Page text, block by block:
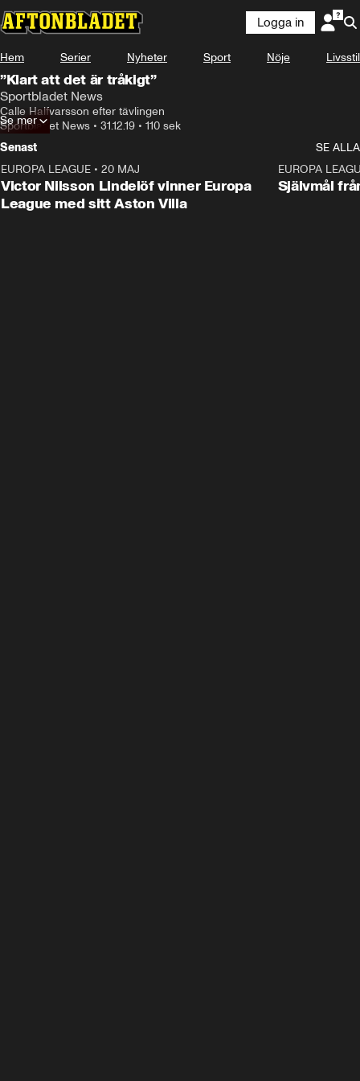
Logga in
Hem Serier Nyheter Sport Nöje Livsstil
”Klart att det är tråkigt”
Sportbladet News
Calle Halfvarsson efter tävlingen
Sportbladet News • 31.12.19 • 110 sek
Se mer
Senast
SE ALLA
EUROPA LEAGUE • 20 MAJ
Victor Nilsson Lindelöf vinner Europa
League med sitt Aston Villa
EUROPA
Självmål